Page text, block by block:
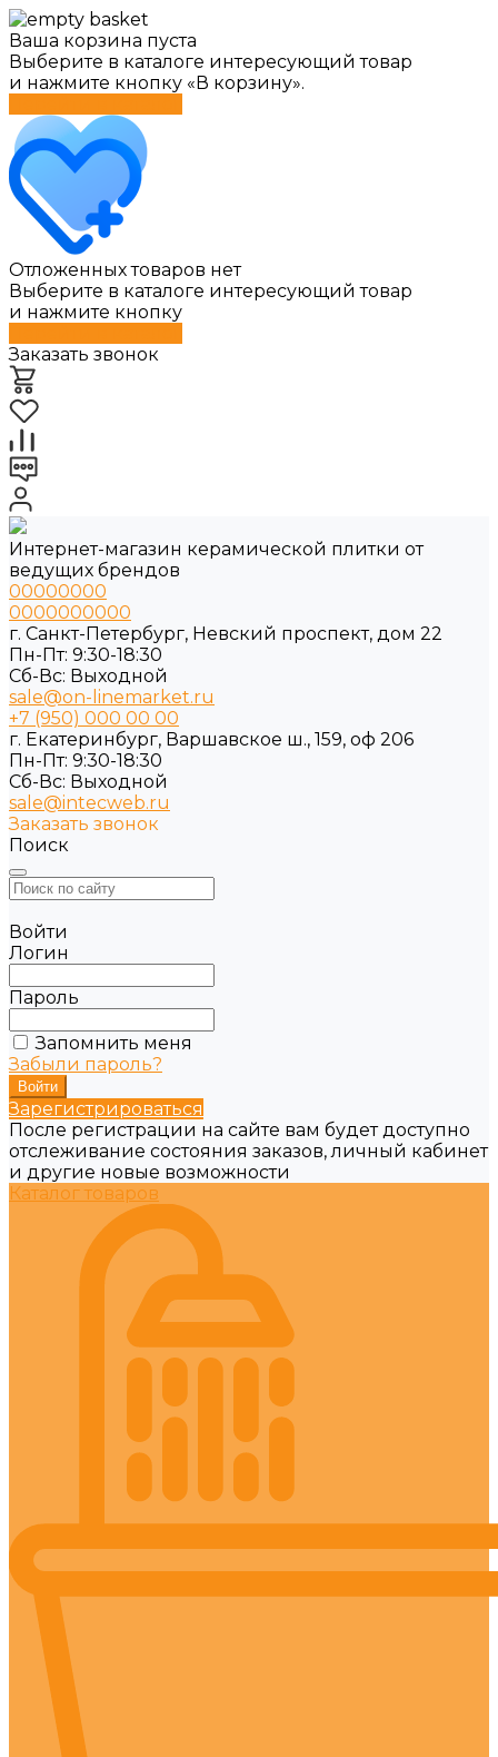
Ваша корзина пуста
Выберите в каталоге интересующий товар
и нажмите кнопку «В корзину».
Отложенных товаров нет
Выберите в каталоге интересующий товар
и нажмите кнопку
Заказать звонок
Интернет-магазин керамической плитки от
ведущих брендов
00000000
0000000000
г. Санкт-Петербург, Невский проспект, дом 22
Пн-Пт: 9:30-18:30
Cб-Вс: Выходной
sale@on-linemarket.ru
+7 (950) 000 00 00
г. Екатеринбург, Варшавское ш., 159, оф 206
Пн-Пт: 9:30-18:30
Cб-Вс: Выходной
sale@intecweb.ru
Заказать звонок
Поиск
Войти
Логин
Пароль
Запомнить меня
Забыли пароль?
Зарегистрироваться
После регистрации на сайте вам будет доступно
отслеживание состояния заказов, личный кабинет
и другие новые возможности
Каталог товаров